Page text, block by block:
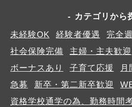
カテゴリから
未経験OK
経験者優遇
完全
社会保険完備
主婦・主夫歓迎
ボーナスあり
子育て応援
月
急募
新卒・第二新卒歓迎
資格学校通学の為、勤務時間